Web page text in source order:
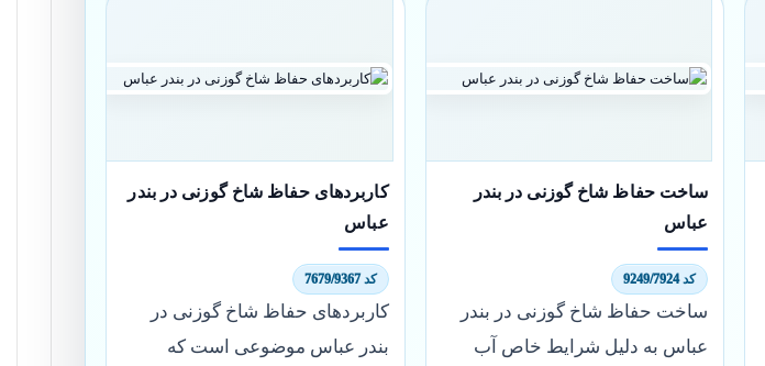
ساخت حفاظ شاخ گوزنی در بندر
عباس
کد 9249/7924
ساخت حفاظ شاخ گوزنی در بندر
عباس به دلیل شرایط خاص آب
کاربردهای حفاظ شاخ گوزنی در بندر
عباس
کد 7679/9367
کاربردهای حفاظ شاخ گوزنی در
بندر عباس موضوعی است که